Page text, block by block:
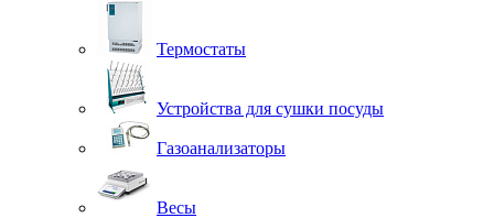
Термостаты
Устройства для сушки посуды
Газоанализаторы
Весы